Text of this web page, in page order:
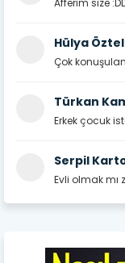
Hülya Öztel
Çok
Türkan
Erkek çocuk
Serpil
Evli olmak mı